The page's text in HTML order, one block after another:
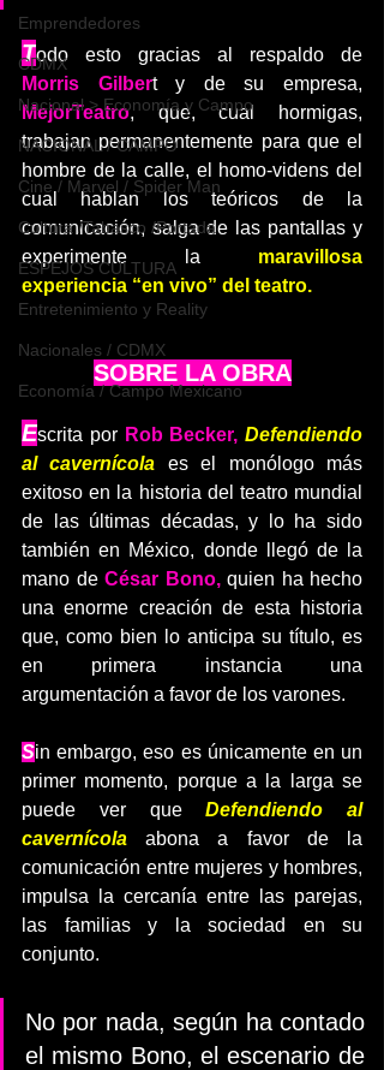
Emprendedores
CDMX
Nacional > Economía y Campo
NACIONAL / CAMPO
Cine / Marvel / Spider Man
Cultura /Tabasco /Portada
ESPEJOS CULTURA
Entretenimiento y Reality
Nacionales / CDMX
Economía / Campo Mexicano
T
Morris Gilber
MejorTeatro, que, cual hormigas,
trabajan permanentemente para que el
hombre de la calle, el homo-videns del
cual hablan los teóricos de la
comunicación, salga de las pantallas y
experimente la maravillosa
experiencia “en vivo” del teatro.
SOBRE LA OBRA
Escrita por Rob Becker, Defendiendo
al cavernícola
es el monólogo más
exitoso en la historia del teatro mundial
de las últimas décadas, y lo ha sido
también en México, donde llegó de la
mano de César Bono, quien ha hecho
una enorme creación de esta historia
que, como bien lo anticipa su título, es
en primera instancia una
argumentación a favor de los varones.
Sin embargo, eso es únicamente en un
primer momento, porque a la larga se
puede ver que Defendiendo al
cavernícola abona a favor de la
comunicación entre mujeres y hombres,
impulsa la cercanía entre las parejas,
las familias y la sociedad en su
conjunto.
No por nada, según ha contado
el mismo Bono, el escenario de